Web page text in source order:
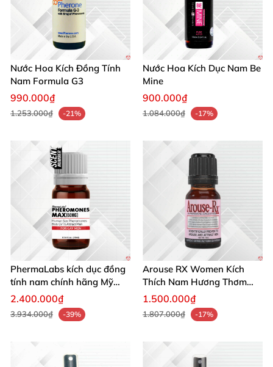
Nước Hoa Kích Đồng Tính
Nam Formula G3
990.000₫
1.253.000₫ -21%
Nước Hoa Kích Dục Nam Be
Mine
900.000₫
1.084.000₫ -17%
PhermaLabs kích dục đồng
tính nam chính hãng Mỹ
tăng hấp dẫn nhanh
2.400.000₫
3.934.000₫ -39%
Arouse RX Women Kích
Thích Nam Hương Thơm
Gợi Dục Tự Nhiên
1.500.000₫
1.807.000₫ -17%